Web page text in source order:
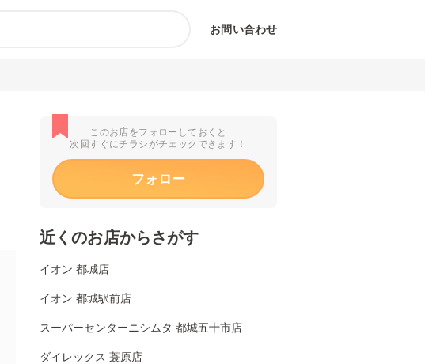
お問い合わせ
このお店をフォローしておくと
次回すぐにチラシがチェックできます！
フォロー
近くのお店からさがす
イオン 都城店
イオン 都城駅前店
スーパーセンターニシムタ 都城五十市店
ダイレックス 蓑原店